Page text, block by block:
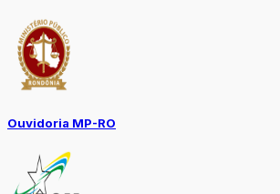
Ouvidoria MP-RO